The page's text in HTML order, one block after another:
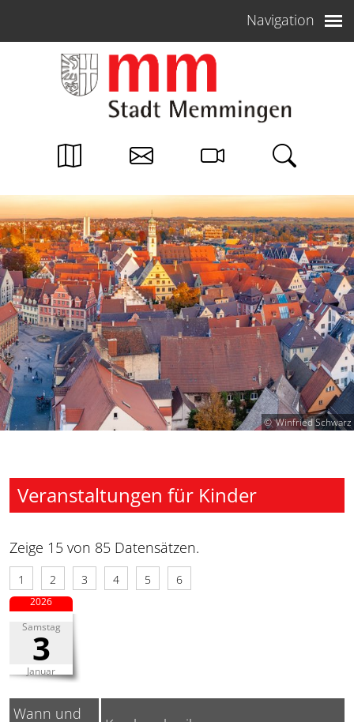
Navigation
Winfried Schwarz
Veranstaltungen für Kinder
Zeige 15 von 85 Datensätzen.
1 2 3 4 5 6
Samstag
3
Januar
2026
Wann und